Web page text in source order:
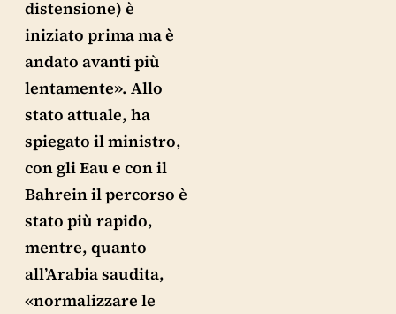
distensione) è
iniziato prima ma è
andato avanti più
lentamente». Allo
stato attuale, ha
spiegato il ministro,
con gli Eau e con il
Bahrein il percorso è
stato più rapido,
mentre, quanto
all’Arabia saudita,
«normalizzare le